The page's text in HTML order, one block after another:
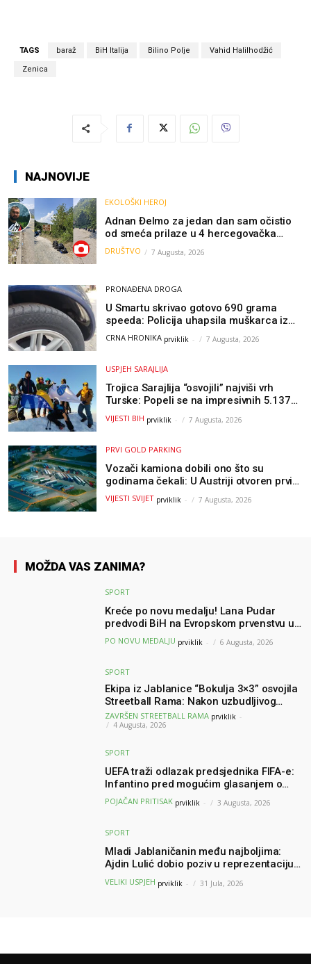
TAGS baraž BiH Italija Bilino Polje Vahid Halilhodžić
Zenica
NAJNOVIJE
EKOLOŠKI HEROJ
Adnan Đelmo za jedan dan sam očistio
od smeća prilaze u 4 hercegovačka
grada: “Danas nisam čistio samo smeće,
čistio sam sliku o nama”
DRUŠTVO 7 Augusta, 2026
PRONAĐENA DROGA
U Smartu skrivao gotovo 690 grama
speeda: Policija uhapsila muškarca iz
Hercegovine
CRNA HRONIKA prviklik - 7 Augusta, 2026
USPJEH SARAJLIJA
Trojica Sarajlija “osvojili” najviši vrh
Turske: Popeli se na impresivnih 5.137
metara
VIJESTI BIH prviklik - 7 Augusta, 2026
PRVI GOLD PARKING
Vozači kamiona dobili ono što su
godinama čekali: U Austriji otvoren prvi
GOLD sigurni parking
VIJESTI SVIJET prviklik - 7 Augusta, 2026
MOŽDA VAS ZANIMA?
SPORT
Kreće po novu medalju! Lana Pudar
predvodi BiH na Evropskom prvenstvu u
Parizu
PO NOVU MEDALJU prviklik - 6 Augusta, 2026
SPORT
Ekipa iz Jablanice “Bokulja 3×3” osvojila
Streetball Rama: Nakon uzbudljivog
finala poznati svi pobjednici turnira
ZAVRŠEN STREETBALL RAMA prviklik -
4 Augusta, 2026
SPORT
UEFA traži odlazak predsjednika FIFA-e:
Infantino pred mogućim glasanjem o
nepovjerenju
POJAČAN PRITISAK prviklik - 3 Augusta, 2026
SPORT
Mladi Jablaničanin među najboljima:
Ajdin Lulić dobio poziv u reprezentaciju
BiH – branit će boje BiH na Slovenia Ball
VELIKI USPJEH prviklik - 31 Jula, 2026